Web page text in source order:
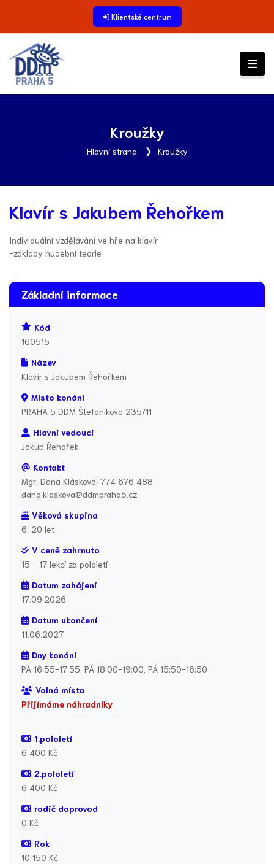
Klientské centrum
Kroužky
Hlavní strana Kroužky
Klavír s Jakubem Řehořkem
Individuální vzdělávání ve hře na klavír
-základy hudební teorie
Základní informace
Kód
160515
Název
Klavír s Jakubem Řehořkem
Místo konání
PRAHA 5 DDM Štefánikova 235/11
Hlavní vedoucí
Jakub Řehořek
Kontakt
Mgr. Dana Klásková, 774 676 488,
dana.klaskova@ddmpraha5.cz
Věková skupina
6-20 let
V ceně zahrnuto
15 - 17 lekcí za pololetí
Datum zahájení
17.09.2026
Datum ukončení
11.06.2027
Dny konání
PÁ 16:55-17:55, PÁ 18:00-19:00, PÁ 15:50-16:50
Volná místa
Přijímáme náhradníky
1.pololetí
6 400 Kč
2.pololetí
6 400 Kč
rodič doprovod
0 Kč
Rok
10 150 Kč